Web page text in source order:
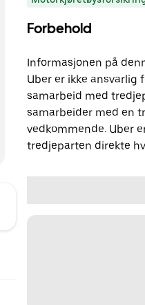
Forbehold
Informasjonen på
Uber er ikke
samarbeid med
samarbeider med en
vedkommende. Uber
tredjeparten direkte